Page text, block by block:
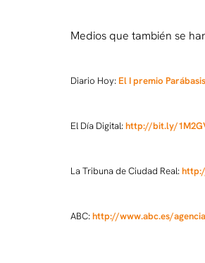
Medios que también se
Diario Hoy: El I premio
El Día Digital:http://bit.ly/
La Tribuna de Ciudad Real:
ABC:http://www.abc.es/